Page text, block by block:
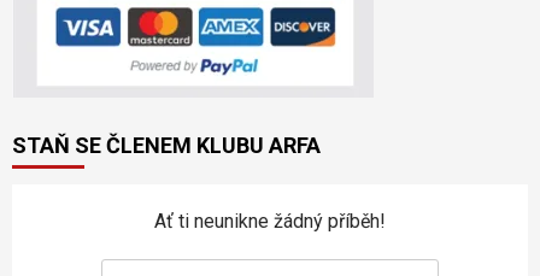
STAŇ SE ČLENEM KLUBU ARFA
Ať ti neunikne žádný příběh!